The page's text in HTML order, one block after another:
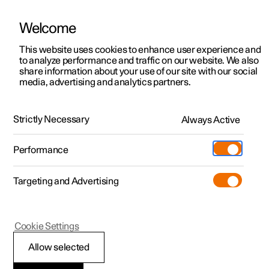
Polestar 2
Polestar 3
Polestar 4
Pre-owned
Shop
Mere
Udforsk Polestar 2
Kampagner
Nye lagerbiler
Prøvetur
Nye lagerbiler
Udforsk Polestar 4
Kampagner
Nye lagerbiler
Pre-owned-programmet
Pre-owned Polestar 2
Kampagner til privatkunder
Tilbud til erhvervskunder
Nye lagerbiler
Byg din bil
Pre-owned
Prøvetur
Extras tilbehør
(Åbner i et nyt vindue)
Experiences
Firmabil
Find os
Servicelokationer
Ejerskab
Opladning
Om Polestar
Bæredygtighed
HåndbogVideogalleriSoftwareopdateringer
Håndbog
Polestar Connect
Welcome
This website uses cookies to enhance user experience and
to analyze performance and traffic on our website. We also
share information about your use of our site with our social
media, advertising and analytics partners.
Strictly Necessary Always Active
Performance
Targeting and Advertising
Allow selected
Cookie Settings